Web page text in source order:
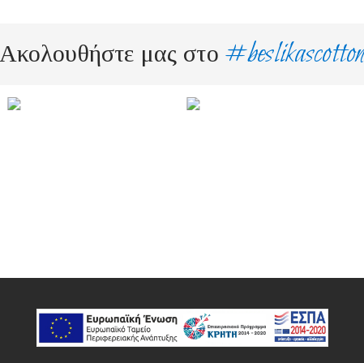
Ακολουθήστε μας στο